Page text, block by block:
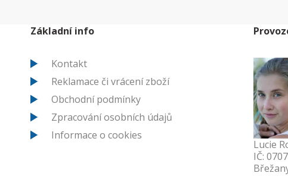
Základní info
Kontakt
Reklamace či vrácení zboží
Obchodní podmínky
Zpracování osobních údajů
Informace o cookies
Lucie
IČ: